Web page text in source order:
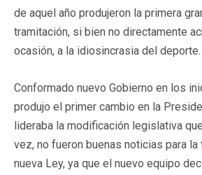
de aquel año produjeron la primera
tramitación, si bien no directamente
ocasión, a la idiosincrasia del deporte.
Conformado nuevo Gobierno en los
produjo el primer cambio en la
lideraba la modificación legislativa
vez, no fueron buenas noticias para
nueva Ley, ya que el nuevo equipo